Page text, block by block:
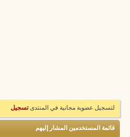
لتسجيل عضوية مجانية في المنتدىتسجيل
قائمة المستخدمين المشار إليهم